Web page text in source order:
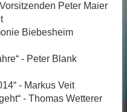
Peter Maier
Biebesheim
- Peter Blank
- Markus Veit
- Thomas Wetterer